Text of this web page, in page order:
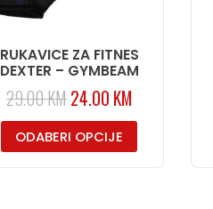
RUKAVICE ZA FITNES
DEXTER – GYMBEAM
29.00KM24.00 KM
ODABERI OPCIJE